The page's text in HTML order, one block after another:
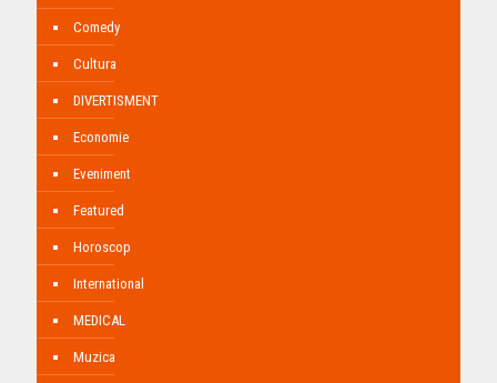
Comedy
Cultura
DIVERTISMENT
Economie
Eveniment
Featured
Horoscop
International
MEDICAL
Muzica